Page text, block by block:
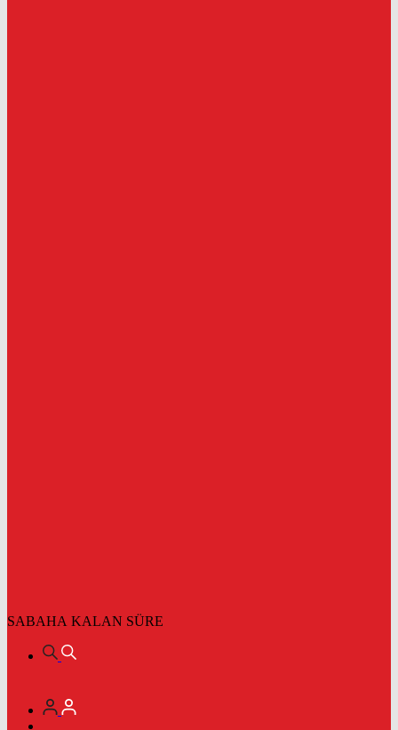
SABAHA KALAN SÜRE